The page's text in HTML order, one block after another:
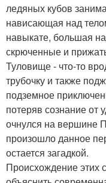
ледяных кубов
нависающая над
навыкате, большая
скрюченные и
Туловище - что-то
трубочку и также
подземное
потеряв сознание от
очнулся на вершине
произошло данное
остается загадкой.
Происхождение этих